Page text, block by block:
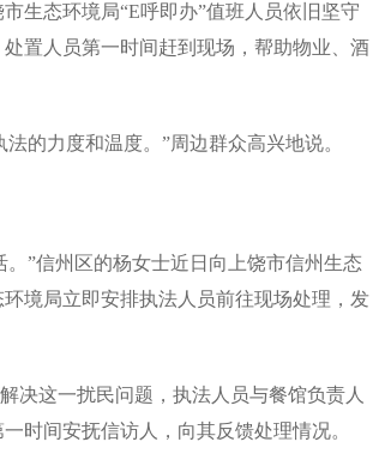
生态环境局“E呼即办”值班人员依旧坚守
置人员第一时间赶到现场，帮助物业、酒
的力度和温度。”周边群众高兴地说。
”信州区的杨女士近日向上饶市信州生态
境局立即安排执法人员前往现场处理，发
这一扰民问题，执法人员与餐馆负责人
时间安抚信访人，向其反馈处理情况。